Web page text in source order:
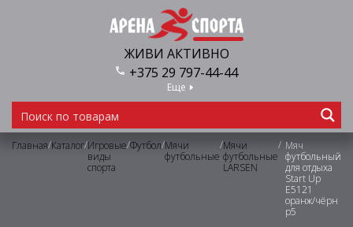
ЖИВИ АКТИВНО
+375 29 797-44-44
Еще
Главная/Каталог/Игровые
виды
спорта
/Футбол/Мячи
футбольные
/Мячи
футбольные
LARSEN
/ Мяч
футбольный
для отдыха
Start Up
E5121
оранж/чёрн
р5